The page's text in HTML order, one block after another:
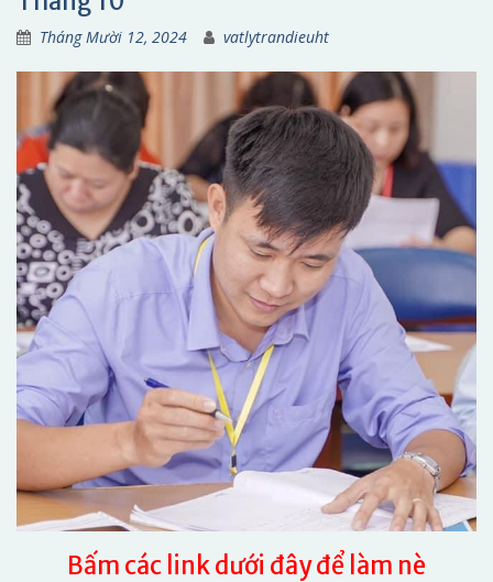
Tháng Mười 12, 2024 vatlytrandieuht
Bấm các link dưới đây để làm nè